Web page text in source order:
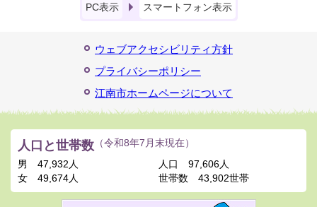
PC表示 スマートフォン表示
ウェブアクセシビリティ方針
プライバシーポリシー
江南市ホームページについて
人口と世帯数 （令和8年7月末現在）
男
47,932人
女
49,674人
人口
97,606人
世帯数
43,902世帯